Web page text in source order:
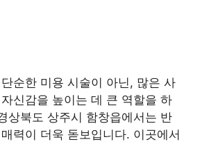
순한 미용 시술이 아닌, 많은 사
신감을 높이는 데 큰 역할을 하
상북도 상주시 함창읍에서는 반
력이 더욱 돋보입니다. 이곳에서